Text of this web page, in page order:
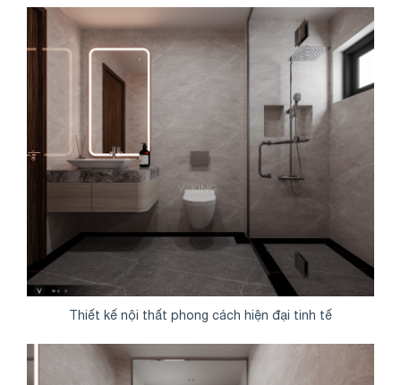
Thiết kế nội thất phong cách hiện đại tinh tế